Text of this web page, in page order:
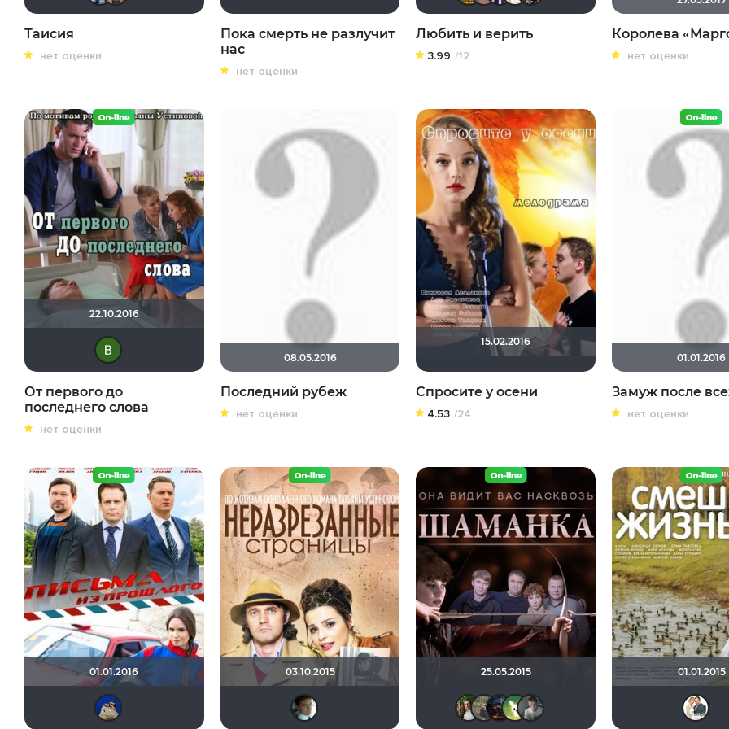
Таисия
нет оценки
Пока смерть не разлучит
нас
нет оценки
Любить и верить
3.99 /12
Королева
нет оценки
22.10.2016
Виктория Данилевская
От первого до
последнего слова
нет оценки
08.05.2016
Последний рубеж
нет оценки
15.02.2016
Спросите у осени
4.53 /24
01.01.2016
Замуж после
нет оценки
01.01.2016 03.10.2015 25.05.2015
Борис ХаимовЛюбительфантастики
01.01.2015